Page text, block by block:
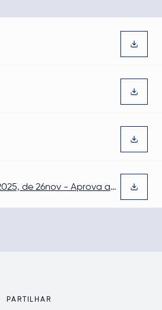
de 26nov - Aprova a
PARTILHAR